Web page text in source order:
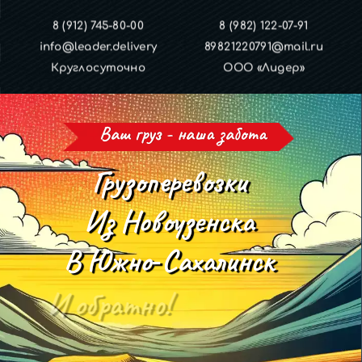
8 (912) 745-80-00 8 (982) 122-07-91
info@leader.delivery 89821220791@mail.ru
Круглосуточно ООО «Лидер»
Ваш груз - наша забота
Грузоперевозки
Из Новоузенска
В Южно‑Сахалинск
И обратно!